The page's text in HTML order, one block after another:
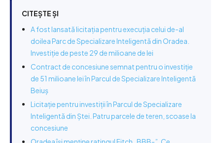
CITEȘTE ȘI
A fost lansată licitația pentru execuția celui de-al
doilea Parc de Specializare Inteligentă din Oradea.
Investiție de peste 29 de milioane de lei
Contract de concesiune semnat pentru o investiție
de 51 milioane lei în Parcul de Specializare Inteligentă
Beiuș
Licitație pentru investiții în Parcul de Specializare
Inteligentă din Ștei. Patru parcele de teren, scoase la
concesiune